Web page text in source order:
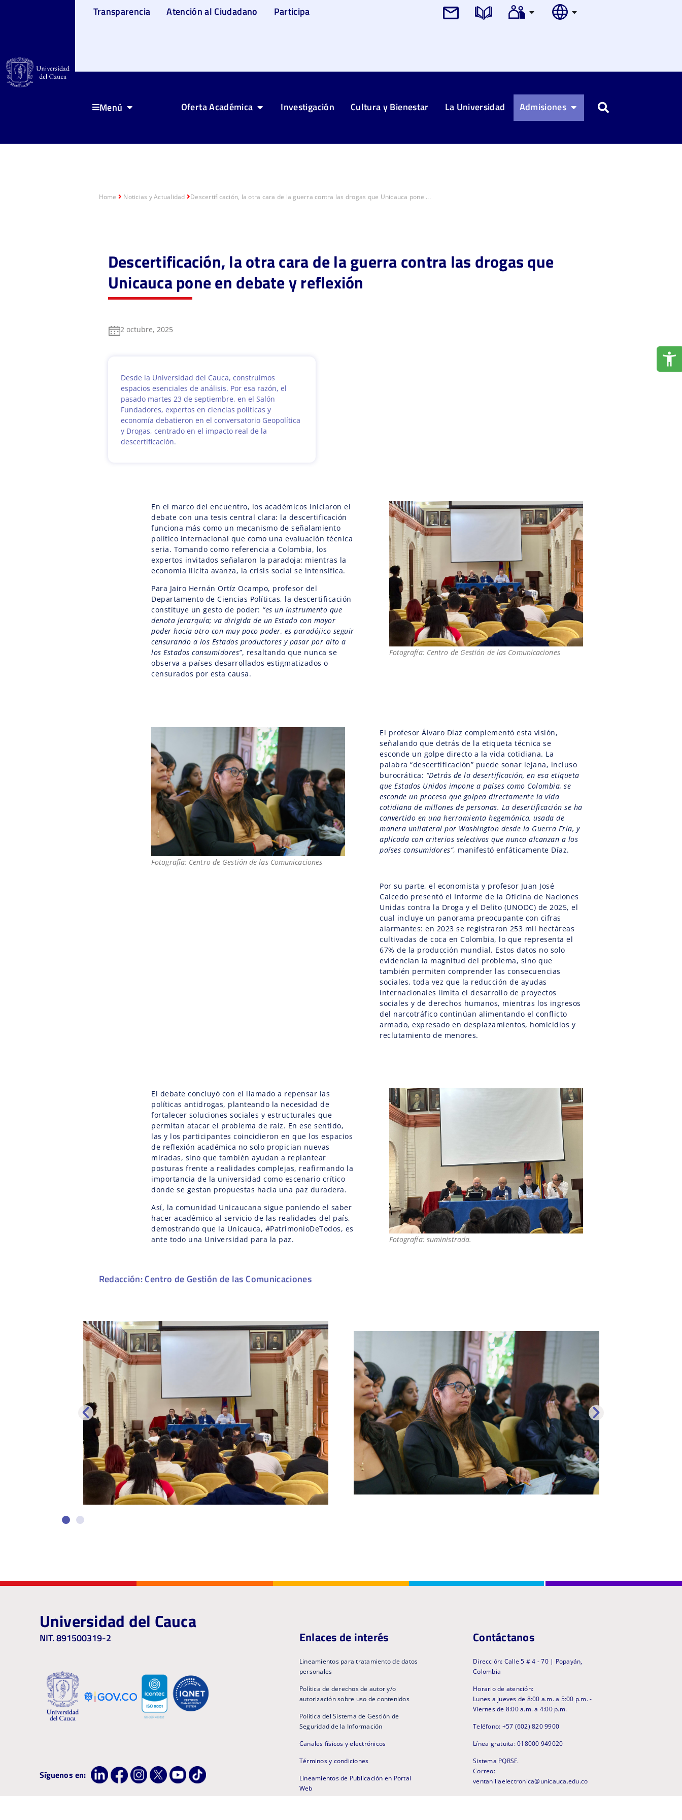
Transparencia Atención al Ciudadano Participa
Menú Oferta Académica Investigación Cultura y Bienestar La Universidad Admisiones Buscar
Home Noticias y Actualidad Descertificación, la otra cara de la guerra contra las drogas que Unicauca pone ...
Descertificación, la otra cara de la guerra contra las drogas que
Unicauca pone en debate y reflexión
2 octubre, 2025
Desde la Universidad del Cauca, construimos
espacios esenciales de análisis. Por esa razón, el
pasado martes 23 de septiembre, en el Salón
Fundadores, expertos en ciencias políticas y
economía debatieron en el conversatorio Geopolítica
y Drogas, centrado en el impacto real de la
descertificación.
En el marco del encuentro, los académicos iniciaron el
debate con una tesis central clara: la descertificación
funciona más como un mecanismo de señalamiento
político internacional que como una evaluación técnica
seria. Tomando como referencia a Colombia, los
expertos invitados señalaron la paradoja: mientras la
economía ilícita avanza, la crisis social se intensifica.
Para Jairo Hernán Ortíz Ocampo, profesor del
Departamento de Ciencias Políticas, la descertificación
constituye un gesto de poder: “es un instrumento que
denota jerarquía; va dirigida de un Estado con mayor
poder hacia otro con muy poco poder, es paradójico seguir
censurando a los Estados productores y pasar por alto a
los Estados consumidores”, resaltando que nunca se
observa a países desarrollados estigmatizados o
censurados por esta causa.
Fotografía: Centro de Gestión de las Comunicaciones
Fotografía: Centro de Gestión de las Comunicaciones
El profesor Álvaro Díaz complementó esta visión,
señalando que detrás de la etiqueta técnica se
esconde un golpe directo a la vida cotidiana. La
palabra “descertificación” puede sonar lejana, incluso
burocrática: “Detrás de la desertificación, en esa etiqueta
que Estados Unidos impone a países como Colombia, se
esconde un proceso que golpea directamente la vida
cotidiana de millones de personas. La desertificación se ha
convertido en una herramienta hegemónica, usada de
manera unilateral por Washington desde la Guerra Fría, y
aplicada con criterios selectivos que nunca alcanzan a los
países consumidores”, manifestó enfáticamente Díaz.
Por su parte, el economista y profesor Juan José
Caicedo presentó el Informe de la Oficina de Naciones
Unidas contra la Droga y el Delito (UNODC) de 2025, el
cual incluye un panorama preocupante con cifras
alarmantes: en 2023 se registraron 253 mil hectáreas
cultivadas de coca en Colombia, lo que representa el
67% de la producción mundial. Estos datos no solo
evidencian la magnitud del problema, sino que
también permiten comprender las consecuencias
sociales, toda vez que la reducción de ayudas
internacionales limita el desarrollo de proyectos
sociales y de derechos humanos, mientras los ingresos
del narcotráfico continúan alimentando el conflicto
armado, expresado en desplazamientos, homicidios y
reclutamiento de menores.
El debate concluyó con el llamado a repensar las
políticas antidrogas, planteando la necesidad de
fortalecer soluciones sociales y estructurales que
permitan atacar el problema de raíz. En ese sentido,
las y los participantes coincidieron en que los espacios
de reflexión académica no solo propician nuevas
miradas, sino que también ayudan a replantear
posturas frente a realidades complejas, reafirmando la
importancia de la universidad como escenario crítico
donde se gestan propuestas hacia una paz duradera.
Así, la comunidad Unicaucana sigue poniendo el saber
hacer académico al servicio de las realidades del país,
demostrando que la Unicauca, #PatrimonioDeTodos, es
ante todo una Universidad para la paz.
Fotografía: suministrada.
Redacción: Centro de Gestión de las Comunicaciones
Universidad del Cauca
NIT. 891500319-2
Síguenos en:
Enlaces de interés
Lineamientos para tratamiento de datos
personales
Política de derechos de autor y/o
autorización sobre uso de contenidos
Política del Sistema de Gestión de
Seguridad de la Información
Canales físicos y electrónicos
Términos y condiciones
Lineamientos de Publicación en Portal
Web
Contáctanos
Dirección: Calle 5 # 4 - 70 | Popayán,
Colombia
Horario de atención:
Lunes a jueves de 8:00 a.m. a 5:00 p.m. -
Viernes de 8:00 a.m. a 4:00 p.m.
Teléfono: +57 (602) 820 9900
Línea gratuita: 018000 949020
Sistema PQRSF.
Correo:
ventanillaelectronica@unicauca.edu.co